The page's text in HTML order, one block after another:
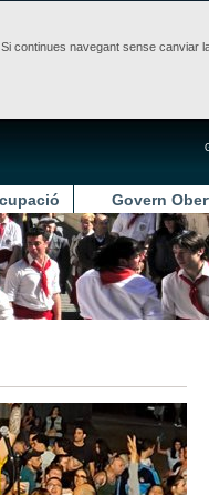
continues navegant sense canviar
Govern